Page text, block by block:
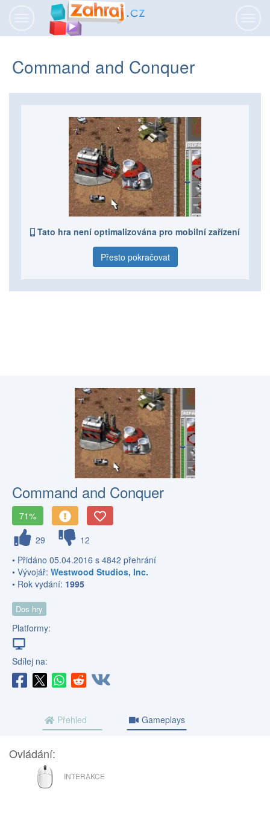
Command and Conquer
Tato hra není optimalizována pro mobilní zařízení
Přesto pokračovat
Command and Conquer
71%
29
12
• Přidáno 05.04.2016 s 4842 přehrání
• Vývojář: Westwood Studios, Inc.
• Rok vydání: 1995
Dos hry
Platformy:
Sdílej na:
Přehled Gameplays
Ovládání:
MYŠ
INTERAKCE